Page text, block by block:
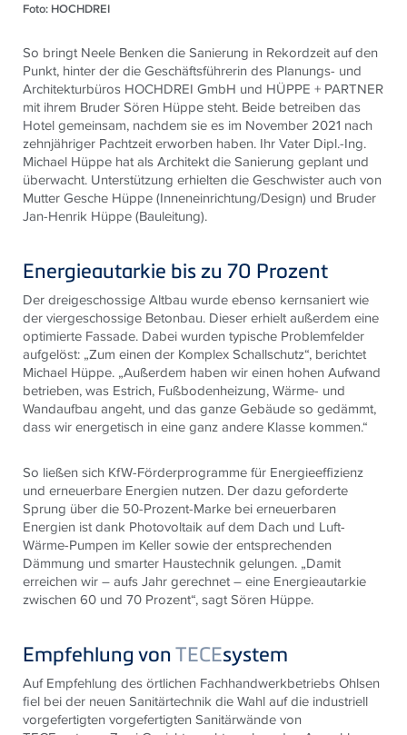
Foto: HOCHDREI
So bringt Neele Benken die Sanierung in Rekordzeit auf den
Punkt, hinter der die Geschäftsführerin des Planungs- und
Architekturbüros HOCHDREI GmbH und HÜPPE + PARTNER
mit ihrem Bruder Sören Hüppe steht. Beide betreiben das
Hotel gemeinsam, nachdem sie es im November 2021 nach
zehnjähriger Pachtzeit erworben haben. Ihr Vater Dipl.-Ing.
Michael Hüppe hat als Architekt die Sanierung geplant und
überwacht. Unterstützung erhielten die Geschwister auch von
Mutter Gesche Hüppe (Inneneinrichtung/Design) und Bruder
Jan-Henrik Hüppe (Bauleitung).
Energieautarkie bis zu 70 Prozent
Der dreigeschossige Altbau wurde ebenso kernsaniert wie
der viergeschossige Betonbau. Dieser erhielt außerdem eine
optimierte Fassade. Dabei wurden typische Problemfelder
aufgelöst: „Zum einen der Komplex Schallschutz“, berichtet
Michael Hüppe. „Außerdem haben wir einen hohen Aufwand
betrieben, was Estrich, Fußbodenheizung, Wärme- und
Wandaufbau angeht, und das ganze Gebäude so gedämmt,
dass wir energetisch in eine ganz andere Klasse kommen.“
So ließen sich KfW-Förderprogramme für Energieeffizienz
und erneuerbare Energien nutzen. Der dazu geforderte
Sprung über die 50-Prozent-Marke bei erneuerbaren
Energien ist dank Photovoltaik auf dem Dach und Luft-
Wärme-Pumpen im Keller sowie der entsprechenden
Dämmung und smarter Haustechnik gelungen. „Damit
erreichen wir – aufs Jahr gerechnet – eine Energieautarkie
zwischen 60 und 70 Prozent“, sagt Sören Hüppe.
Empfehlung vonTECEsystem
Auf Empfehlung des örtlichen Fachhandwerkbetriebs Ohlsen
fiel bei der neuen Sanitärtechnik die Wahl auf die industriell
vorgefertigten vorgefertigten Sanitärwände von